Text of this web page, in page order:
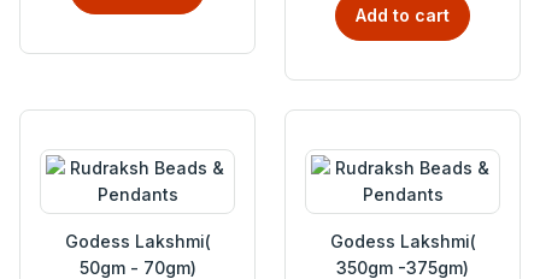
Add to cart
Godess Lakshmi(
50gm - 70gm)
Godess Lakshmi(
350gm -375gm)